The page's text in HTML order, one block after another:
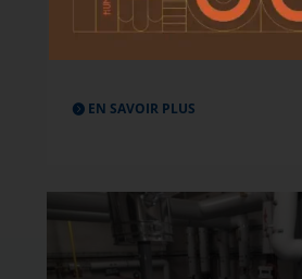
Chaufferie biomasse sur
EN SAVOIR PLUS